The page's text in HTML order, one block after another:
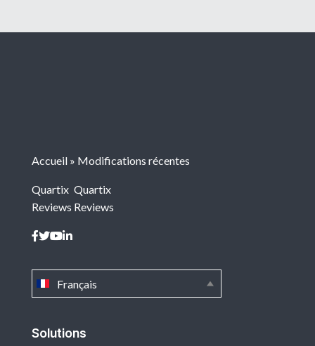
Solutions
Français
Accueil » Modifications récentes
Quartix
Reviews
Quartix
Reviews